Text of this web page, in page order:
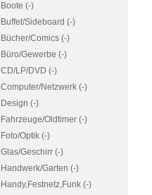
Boote (-)
Buffet/Sideboard (-)
Bücher/Comics (-)
Büro/Gewerbe (-)
CD/LP/DVD (-)
Computer/Netzwerk (-)
Design (-)
Fahrzeuge/Oldtimer (-)
Foto/Optik (-)
Glas/Geschirr (-)
Handwerk/Garten (-)
Handy,Festnetz,Funk (-)